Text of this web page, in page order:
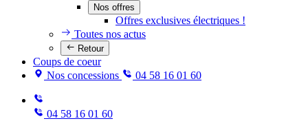
Nos offres
Offres exclusives électriques !
Toutes nos actus
Retour
Coups de coeur
Nos concessions
04 58 16 01 60
04 58 16 01 60